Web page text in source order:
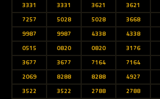
3331
3331 3621 3621
7257
5028 5028 3668
9987
9987 4338 4338
0515
0820 0820 3176
3677
3677 7164 7164
2069
8288 8288 4927
3522
3522 2788 2788